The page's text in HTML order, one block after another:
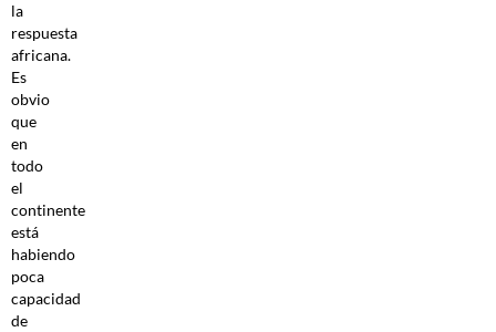
la
respuesta
africana.
Es
obvio
que
en
todo
el
continente
está
habiendo
poca
capacidad
de